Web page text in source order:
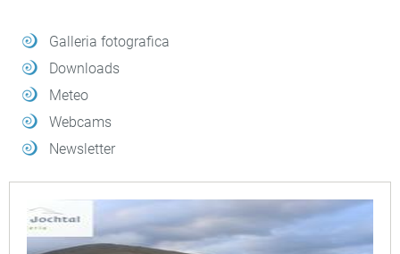
Galleria fotografica
Downloads
Meteo
Webcams
Newsletter